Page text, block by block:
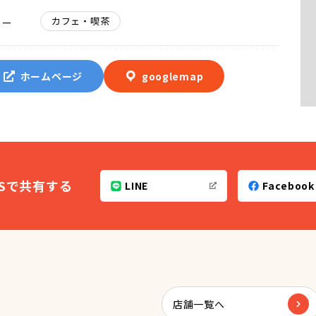
カフェ・喫茶
ホームページ googlemap
で共有する LINE Facebook
店舗一覧へ